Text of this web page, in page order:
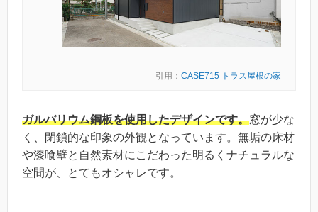
引用： CASE715 トラス屋根の家
ガルバリウム鋼板を使用したデザインです。窓が少な
く、閉鎖的な印象の外観となっています。無垢の床材
や漆喰壁と自然素材にこだわった明るくナチュラルな
空間が、とてもオシャレです。